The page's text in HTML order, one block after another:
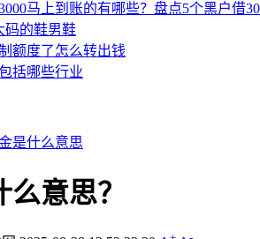
马上到账的有哪些？盘点5个黑户借
码的鞋男鞋
额度了怎么转出钱
括哪些行业
是什么意思
意思？